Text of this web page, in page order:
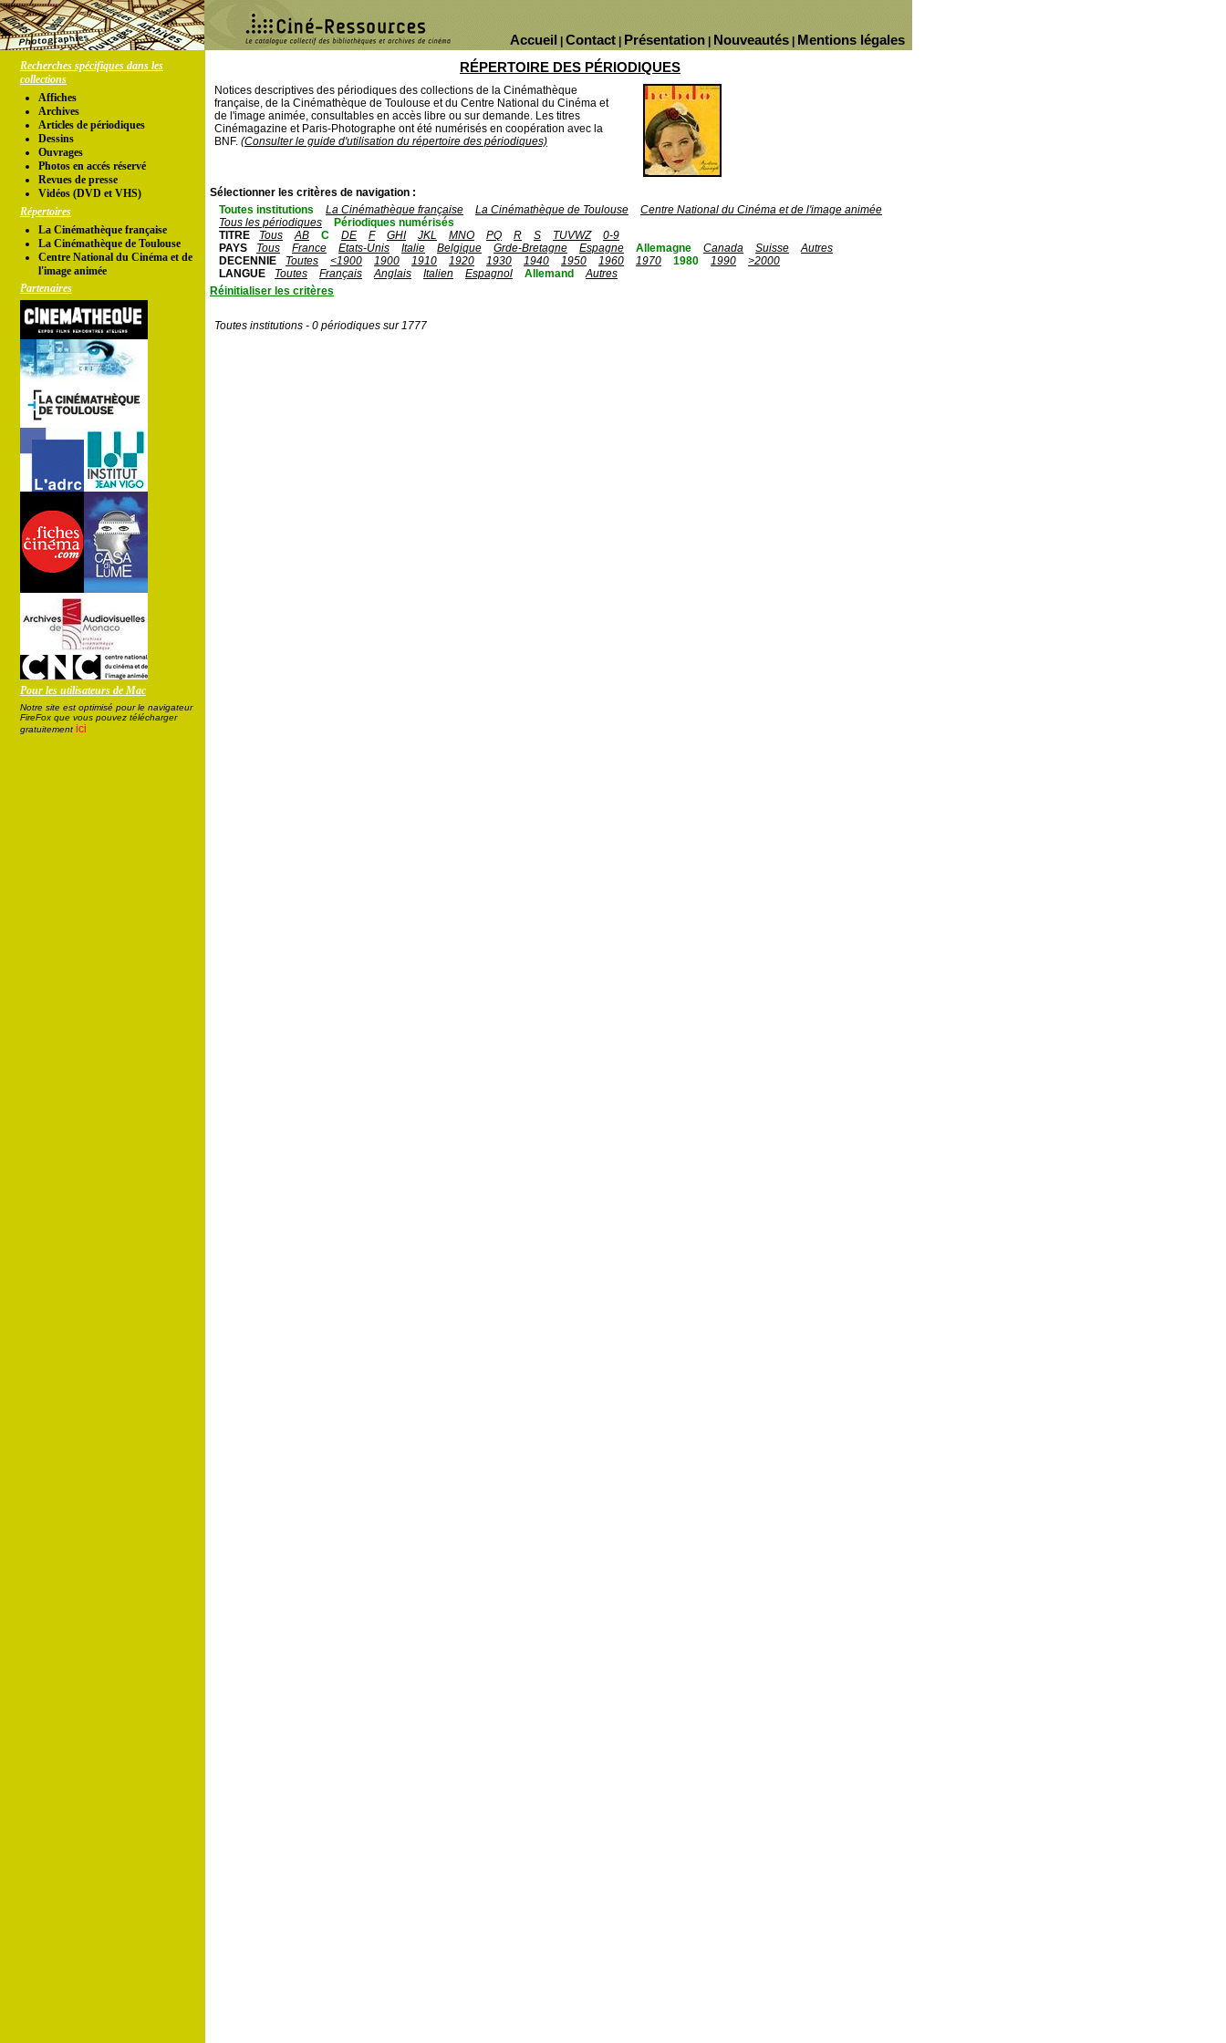
Mentions légales
Nouveautés
Présentation
Contact
Accueil
Recherches spécifiques dans les
collections
Affiches
Archives
Articles de périodiques
Dessins
Ouvrages
Photos en accés réservé
Revues de presse
Vidéos (DVD et VHS)
Répertoires
La Cinémathèque française
La Cinémathèque de Toulouse
Centre National du Cinéma et de
l'image animée
Partenaires
Pour les utilisateurs de Mac
Notre site est optimisé pour le navigateur
FireFox que vous pouvez télécharger
gratuitement ici
RÉPERTOIRE DES PÉRIODIQUES
Notices descriptives des périodiques des collections de la Cinémathèque
française, de la Cinémathèque de Toulouse et du Centre National du Cinéma et
de l'image animée, consultables en accès libre ou sur demande. Les titres
Cinémagazine et Paris-Photographe ont été numérisés en coopération avec la
BNF. (Consulter le guide d'utilisation du répertoire des périodiques)
Sélectionner les critères de navigation :
Toutes institutions
La Cinémathèque française La Cinémathèque de Toulouse
Centre National du Cinéma et de l'image animée
Tous les périodiques
Périodiques numérisés
TITRE
Tous AB C DE F GHI JKL MNO PQ R S TUVWZ
0-9
PAYS
Tous France Etats-Unis Italie Belgique Grde-Bretagne Espagne Allemagne Canada Suisse
Autres
DECENNIE
Toutes <1900 1900 1910 1920 1930 1940 1950 1960 1970 1980 1990
>2000
LANGUE
Toutes Français Anglais Italien Espagnol Allemand
Autres
Réinitialiser les critères
Toutes institutions - 0 périodiques sur 1777